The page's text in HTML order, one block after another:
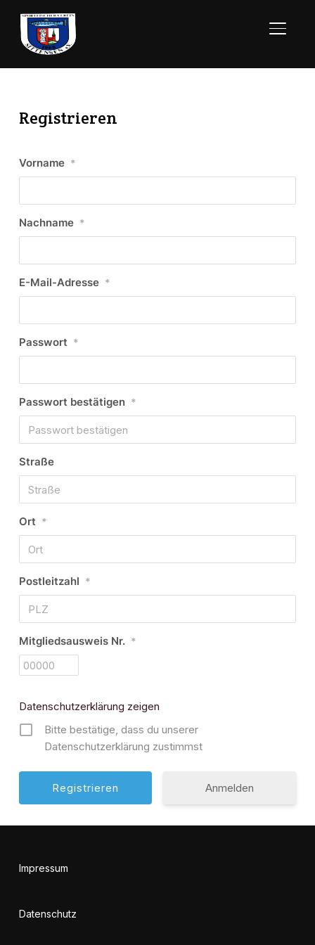
Registrieren
Vorname *
Nachname *
E-Mail-Adresse *
Passwort *
Passwort bestätigen *
Straße
Ort *
Postleitzahl *
Mitgliedsausweis Nr. *
Datenschutzerklärung zeigen
Bitte bestätige, dass du unserer
Datenschutzerklärung zustimmst
Anmelden
Impressum
Datenschutz